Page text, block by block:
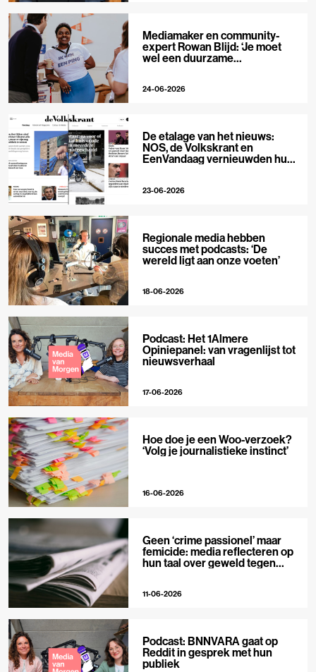
Mediamaker en community-
expert Rowan Blijd: ‘Je moet
wel een duurzame
24-06-2026
De etalage van het nieuws:
NOS, de Volkskrant en
EenVandaag vernieuwden hun
23-06-2026
Regionale media hebben
succes met podcasts: ‘De
wereld ligt aan onze voeten’
18-06-2026
Podcast: Het 1Almere
Opiniepanel: van vragenlijst tot
nieuwsverhaal
17-06-2026
Hoe doe je een Woo-verzoek?
‘Volg je journalistieke instinct’
16-06-2026
Geen ‘crime passionel’ maar
femicide: media reflecteren op
hun taal over geweld tegen
11-06-2026
Podcast: BNNVARA gaat op
Reddit in gesprek met hun
publiek